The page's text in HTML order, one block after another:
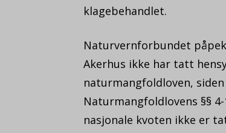
klagebehandlet.
Naturvernforbundet
Akerhus ikke har tatt
naturmangfoldloven,
Naturmangfoldlovens §§
nasjonale kvoten ikke er